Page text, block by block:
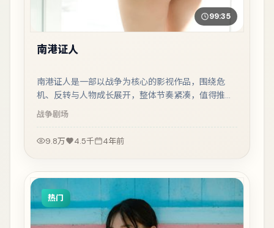
99:35
南港证人
南港证人是一部以战争为核心的影视作品，围绕危
机、反转与人物成长展开，整体节奏紧凑，值得推荐
观看。
战争剧场
9.8万 4.5千 4年前
热门